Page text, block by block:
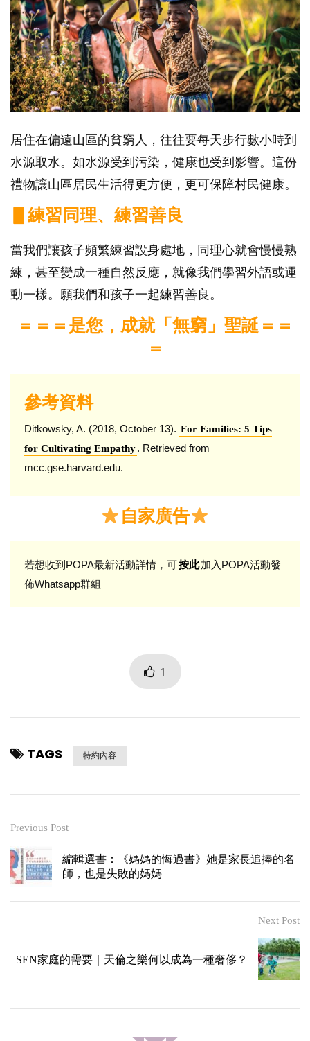
居住在偏遠山區的貧窮人，往往要每天步行數小時到
水源取水。如水源受到污染，健康也受到影響。這份
禮物讓山區居民生活得更方便，更可保障村民健康。
▋練習同理、練習善良
當我們讓孩子頻繁練習設身處地，同理心就會慢慢熟
練，甚至變成一種自然反應，就像我們學習外語或運
動一樣。願我們和孩子一起練習善良。
＝＝＝是您，成就「無窮」聖誕＝＝
＝
參考資料
Ditkowsky, A. (2018, October 13). For Families: 5 Tips
for Cultivating Empathy. Retrieved from
mcc.gse.harvard.edu.
自家廣告
若想收到POPA最新活動詳情，可按此加入POPA活動發
佈Whatsapp群組
1
TAGS 特約內容
Previous Post
編輯選書：《媽媽的悔過書》她是家長追捧的名
師，也是失敗的媽媽
Next Post
SEN家庭的需要｜天倫之樂何以成為一種奢侈？